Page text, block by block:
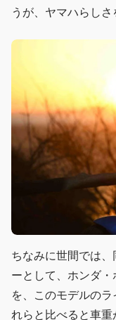
うが、ヤマハらしさ
ちなみに世間では
ーとして、ホンダ
を、このモデルの
れらと比べると車